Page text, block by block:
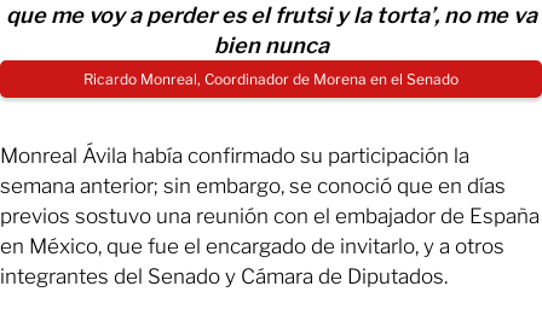
que me voy a perder es el frutsi y la torta’, no me va
bien nunca
Ricardo Monreal, Coordinador de Morena en el Senado
Monreal Ávila había confirmado su participación la
semana anterior; sin embargo, se conoció que en días
previos sostuvo una reunión con el embajador de España
en México, que fue el encargado de invitarlo, y a otros
integrantes del Senado y Cámara de Diputados.